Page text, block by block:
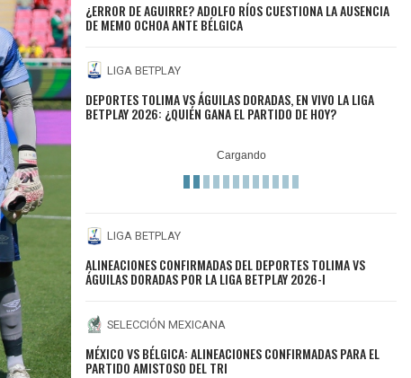
¿ERROR DE AGUIRRE? ADOLFO RÍOS CUESTIONA LA AUSENCIA
DE MEMO OCHOA ANTE BÉLGICA
LIGA BETPLAY
DEPORTES TOLIMA VS ÁGUILAS DORADAS, EN VIVO LA LIGA
BETPLAY 2026: ¿QUIÉN GANA EL PARTIDO DE HOY?
LIGA BETPLAY
ALINEACIONES CONFIRMADAS DEL DEPORTES TOLIMA VS
ÁGUILAS DORADAS POR LA LIGA BETPLAY 2026-I
SELECCIÓN MEXICANA
MÉXICO VS BÉLGICA: ALINEACIONES CONFIRMADAS PARA EL
PARTIDO AMISTOSO DEL TRI